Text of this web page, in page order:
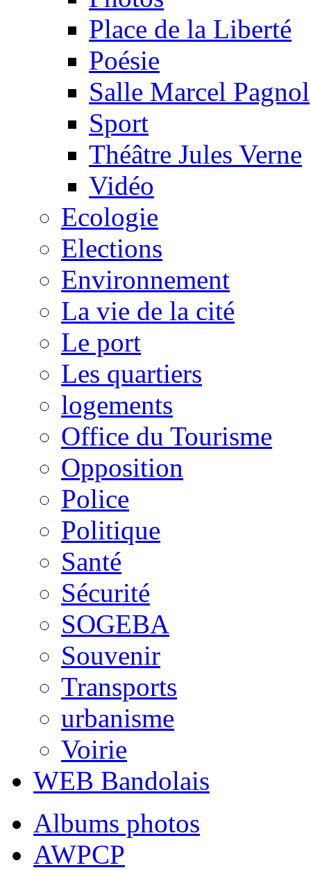
Place de la Liberté
Poésie
Salle Marcel Pagnol
Sport
Théâtre Jules Verne
Vidéo
Ecologie
Elections
Environnement
La vie de la cité
Le port
Les quartiers
logements
Office du Tourisme
Opposition
Police
Politique
Santé
Sécurité
SOGEBA
Souvenir
Transports
urbanisme
Voirie
WEB Bandolais
Albums photos
AWPCP